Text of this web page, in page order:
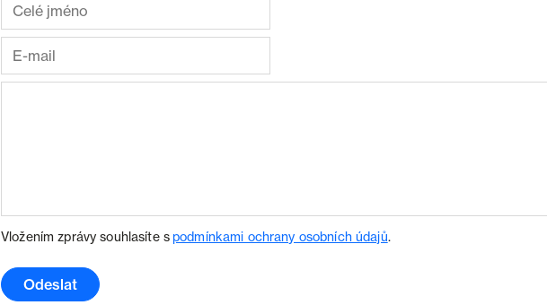
Vložením zprávy souhlasíte spodmínkami ochrany osobních údajů.
Odeslat